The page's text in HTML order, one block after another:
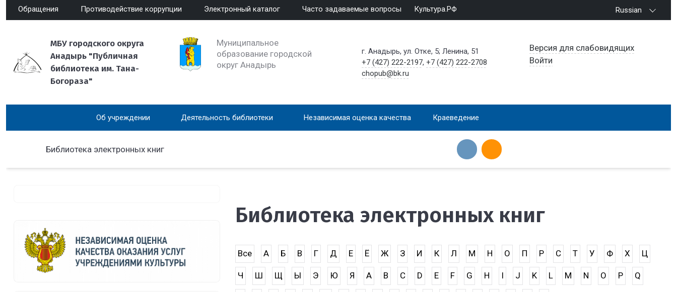
Обращения Противодействие коррупции Электронный каталог Часто задаваемые вопросы Культура.РФ Russian
МБУ городского округа
Анадырь "Публичная
библиотека им. Тана-
Богораза"
Муниципальное
образование городской
округ Анадырь
г. Анадырь, ул. Отке, 5; Ленина, 51
+7 (427) 222-2197,+7 (427) 222-2708
chopub@bk.ru
Версия для слабовидящих
Войти
Об учреждении Деятельность библиотеки Независимая оценка качества Краеведение
Библиотека электронных книг
Библиотека электронных книг
Все А Б В Г Д Е Ё Ж З И К Л М Н О П Р С Т У Ф Х Ц
Ч Ш Щ Ы Э Ю Я A B C D E F G H I J K L M N O P Q